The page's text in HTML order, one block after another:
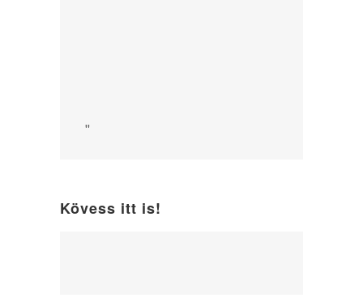
"
Kövess itt is!